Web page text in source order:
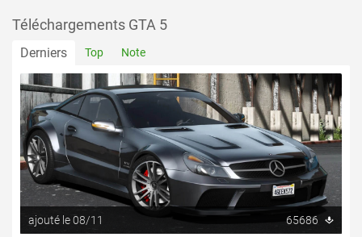
Téléchargements GTA 5
Derniers Top Note
ajouté le 08/11 65686